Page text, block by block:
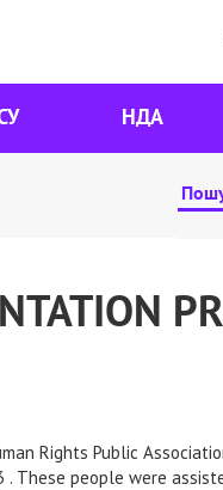
НДА
Rights Public
These people were